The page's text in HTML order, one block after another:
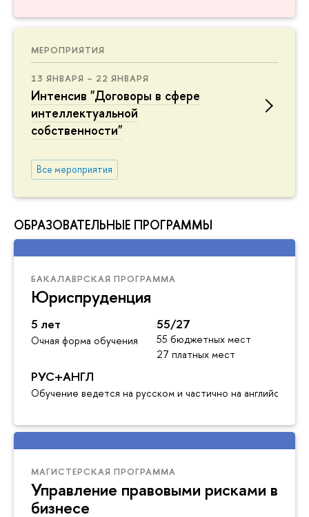
МЕРОПРИЯТИЯ
13 ЯНВАРЯ – 22 ЯНВАРЯ
Интенсив "Договоры в сфере
интеллектуальной
собственности"
Все мероприятия
ОБРАЗОВАТЕЛЬНЫЕ ПРОГРАММЫ
БАКАЛАВРСКАЯ ПРОГРАММА
Юриспруденция
5 лет
Очная форма обучения
55/27
55 бюджетных мест
27 платных мест
РУС+АНГЛ
Обучение ведется на русском и частично на английском
МАГИСТЕРСКАЯ ПРОГРАММА
Управление правовыми рисками в
бизнесе